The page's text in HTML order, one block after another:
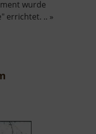
wurde
errichtet. .. »